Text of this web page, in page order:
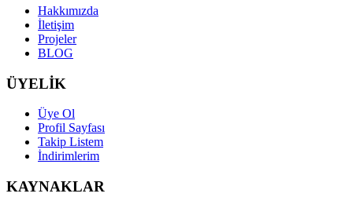
Hakkımızda
İletişim
Projeler
BLOG
ÜYELİK
Üye Ol
Profil Sayfası
Takip Listem
İndirimlerim
KAYNAKLAR